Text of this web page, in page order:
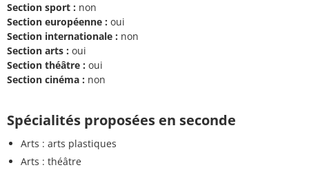
Section sport : non
Section européenne : oui
Section internationale : non
Section arts : oui
Section théâtre : oui
Section cinéma : non
Spécialités proposées en seconde
Arts : arts plastiques
Arts : théâtre